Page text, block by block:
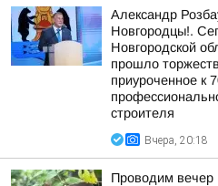
Александр
Новгородцы!.
Новгородской
прошло
приуроченное к
строителя
Вчера, 20:18
Проводим вечер